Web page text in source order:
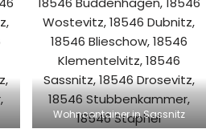
Wohncontainer in Sassnitz